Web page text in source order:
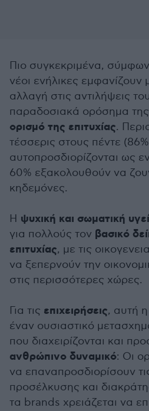
Πιο συγκεκριμένα,
νέοι ενήλικες εμφανίζουν
αλλαγή στις αντιλήψεις
παραδοσιακά ορόσημα
ορισμό της επιτυχίας.
τέσσερις στους πέντε
αυτοπροσδιορίζονται ως
60% εξακολουθούν να
κηδεμόνες.
Η ψυχική και σωματική
για πολλούς τον βασικό
επιτυχίας, με τις
να ξεπερνούν την
στις περισσότερες χώρες.
Για τις επιχειρήσεις, αυτή
έναν ουσιαστικό
που διαχειρίζονται και
ανθρώπινο δυναμικό: Οι
να επαναπροσδιορίσουν
προσέλκυσης και
τα brands χρειάζεται να